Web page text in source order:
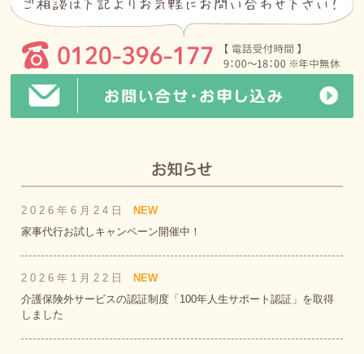
2026年6月24日
NEW
家事代行お試しキャンペーン開催中！
2026年1月22日
NEW
介護保険外サービスの認証制度「100年人生サポート認証」を取得
しました